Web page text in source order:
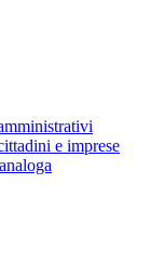
e imprese